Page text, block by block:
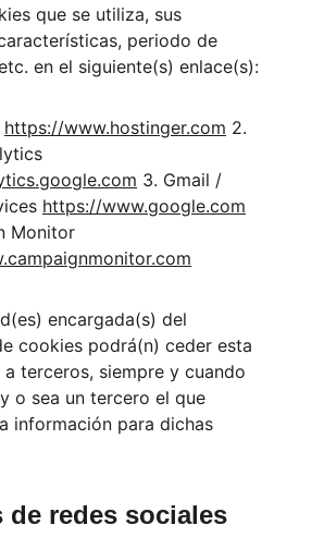
que se utiliza, sus
periodo de
en el siguiente(s) enlace(s):
https://www.hostinger.com 2.
3. Gmail /
https://www.google.com
Monitor
encargada(s) del
cookies podrá(n) ceder esta
terceros, siempre y cuando
o sea un tercero el que
información para dichas
de redes sociales